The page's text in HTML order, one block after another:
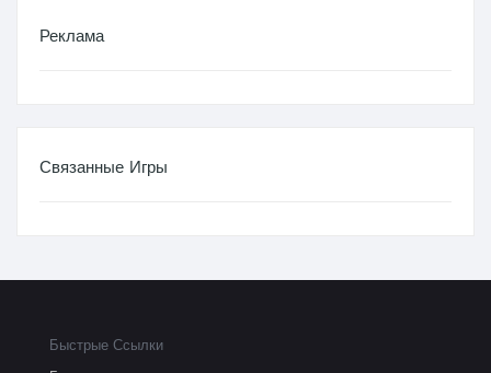
Реклама
Связанные Игры
Быстрые Ссылки